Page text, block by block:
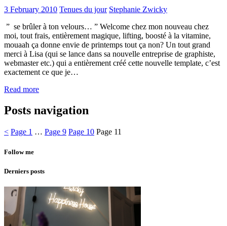
3 February 2010 Tenues du jour Stephanie Zwicky
” se brûler à ton velours… ” Welcome chez mon nouveau chez
moi, tout frais, entièrement magique, lifting, boosté à la vitamine,
mouaah ça donne envie de printemps tout ça non? Un tout grand
merci à Lisa (qui se lance dans sa nouvelle entreprise de graphiste,
webmaster etc.) qui a entièrement créé cette nouvelle template, c’est
exactement ce que je…
Read more
Posts navigation
< Page 1 … Page 9 Page 10 Page 11
Follow me
Derniers posts